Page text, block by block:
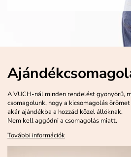
A VUCH-nál minden rendelést gyönyörű,
csomagolunk, hogy a kicsomagolás
akár ajándékba a hozzád közel állóknak.
Nem kell aggódni a csomagolás miatt.
További információk